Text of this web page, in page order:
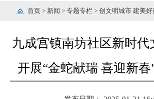
首页 > 新闻 > 专题专栏 > 创文明城市 建美好
九成宫镇南坊社区新时代
开展“金蛇献瑞 喜迎新春